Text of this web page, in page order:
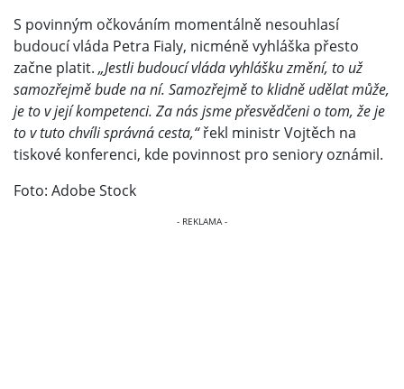
S povinným očkováním momentálně nesouhlasí
budoucí vláda Petra Fialy, nicméně vyhláška přesto
začne platit. „Jestli budoucí vláda vyhlášku změní, to už
samozřejmě bude na ní. Samozřejmě to klidně udělat může,
je to v její kompetenci. Za nás jsme přesvědčeni o tom, že je
to v tuto chvíli správná cesta,“řekl ministr Vojtěch na
tiskové konferenci, kde povinnost pro seniory oznámil.
Foto: Adobe Stock